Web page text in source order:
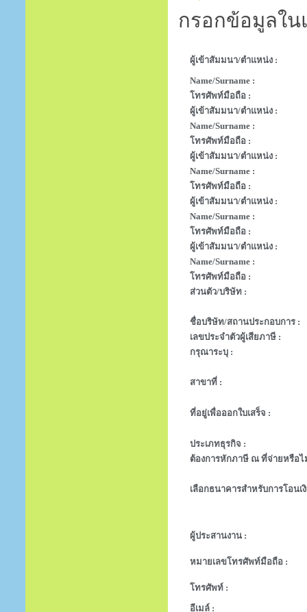
กรอกข้อมูลใน
ผู้เข้าสัมมนา/ตำแหน่ง :
Name/Surname :
โทรศัพท์มือถือ :
ผู้เข้าสัมมนา/ตำแหน่ง :
Name/Surname :
โทรศัพท์มือถือ :
ผู้เข้าสัมมนา/ตำแหน่ง :
Name/Surname :
โทรศัพท์มือถือ :
ผู้เข้าสัมมนา/ตำแหน่ง :
Name/Surname :
โทรศัพท์มือถือ :
ผู้เข้าสัมมนา/ตำแหน่ง :
Name/Surname :
โทรศัพท์มือถือ :
ส่วนตัว/บริษัท :
ชื่อบริษัท/สถานประกอบการ :
เลขประจำตัวผู้เสียภาษี :
กรุณาระบุ :
สาขาที่ :
ที่อยู่เพื่อออกใบเสร็จ :
ประเภทธุรกิจ :
ต้องการหักภาษี ณ ที่จ่ายหรือไ
เลือกธนาคารสำหรับการโอนเ
ผู้ประสานงาน :
หมายเลขโทรศัพท์มือถือ :
โทรศัพท์ :
อีเมล์ :